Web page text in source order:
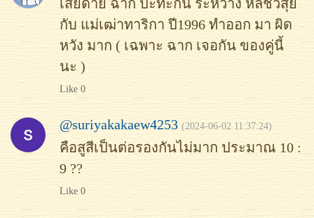
เสียดาย ฉาก ปะทะกัน ระหว่าง หลี่ชิวสุ่ย
กับ แม่เฒ่าทาริกา ปี1996 ทำออก มา ผิด
หวัง มาก ( เฉพาะ ฉาก เจอกัน ของคู่นี้
นะ )
Like 0
@suriyakakaew4253 (2024-06-02 11:37:24)
คือสูสีเป็นต่อรองกันไม่มาก ประมาณ 10 :
9 ??
Like 0